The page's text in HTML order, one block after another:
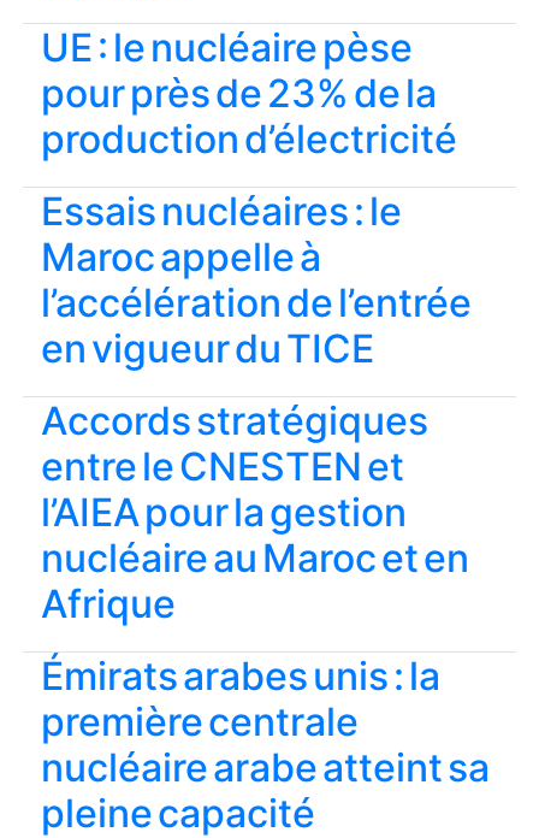
UE : le nucléaire pèse
pour près de 23% de la
production d’électricité
Essais nucléaires : le
Maroc appelle à
l’accélération de l’entrée
en vigueur du TICE
Accords stratégiques
entre le CNESTEN et
l’AIEA pour la gestion
nucléaire au Maroc et en
Afrique
Émirats arabes unis : la
première centrale
nucléaire arabe atteint sa
pleine capacité